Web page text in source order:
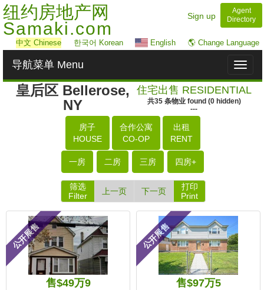
纽约房地产网
Samaki.com
Sign up
Agent
Directory
中文 Chinese 한국어 Korean English 🌎 Change Language
Toggle
导航菜单 Menu
皇后区 Bellerose,
NY
住宅出售 RESIDENTIAL
共35 条物业found (0hidden)
---
房子
HOUSE
合作公寓
CO-OP
出租
RENT
一房 二房 三房 四房+
筛选
Filter
上一页 下一页
打印
Print
公开展售
售$49万9
公开展售
售$97万5